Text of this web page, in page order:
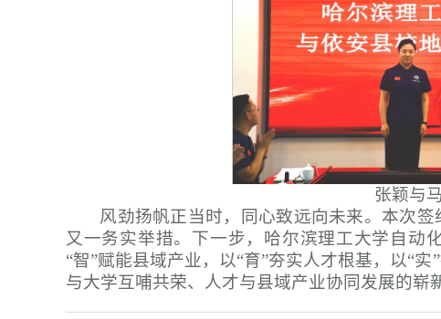
张颖与
风劲扬帆正当时，同心致远向未来。本次
又一务实举措。下一步，哈尔滨理工大学自动
“智”赋能县域产业，以“育”夯实人才根基，以“
与大学互哺共荣、人才与县域产业协同发展的崭